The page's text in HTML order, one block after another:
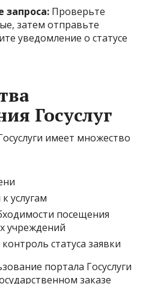
запроса: Проверьте
затем отправьте
уведомление о статусе
Госуслуг
имеет множество
услугам
посещения
учреждений
статуса заявки
портала Госуслуги
заказе